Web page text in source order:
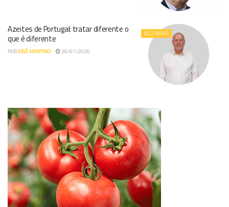
ÚLTIMAS
Azeites de Portugal: tratar diferente o
que é diferente
PORJOSÉ MARTINO 26/07/2026